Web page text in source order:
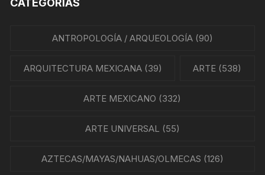
CATEGORÍAS
ANTROPOLOGÍA / ARQUEOLOGÍA(90)
ARQUITECTURA MEXICANA(39) ARTE (538)
ARTE MEXICANO (332)
ARTE UNIVERSAL (55)
AZTECAS/MAYAS/NAHUAS/OLMECAS (126)